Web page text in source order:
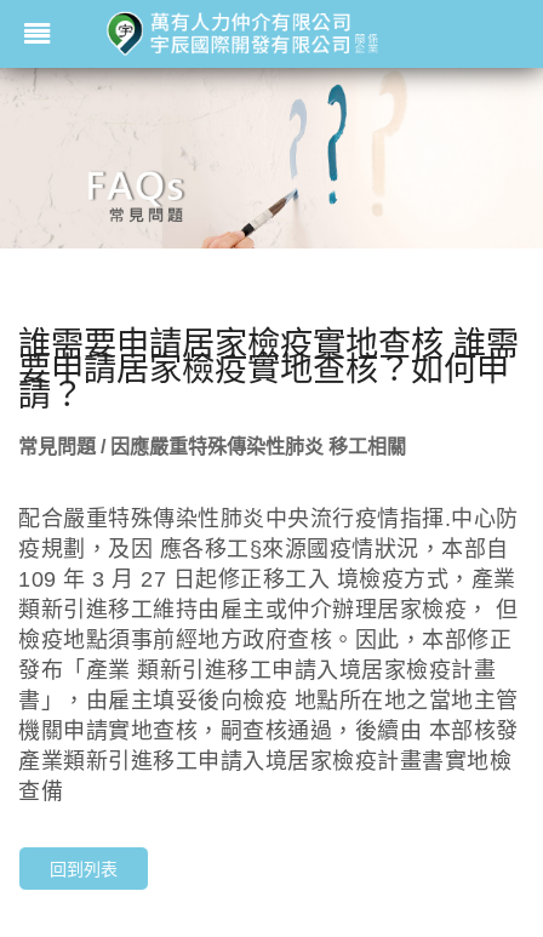
誰需要申請居家檢疫實地查核 誰需
要申請居家檢疫實地查核？如何申
請？
常見問題 / 因應嚴重特殊傳染性肺炎 移工相關
配合嚴重特殊傳染性肺炎中央流行疫情指揮.中心防
疫規劃，及因 應各移工§來源國疫情狀況，本部自
109 年 3 月 27 日起修正移工入 境檢疫方式，產業
類新引進移工維持由雇主或仲介辦理居家檢疫， 但
檢疫地點須事前經地方政府查核。因此，本部修正
發布「產業 類新引進移工申請入境居家檢疫計畫
書」，由雇主填妥後向檢疫 地點所在地之當地主管
機關申請實地查核，嗣查核通過，後續由 本部核發
產業類新引進移工申請入境居家檢疫計畫書實地檢
查備
回到列表